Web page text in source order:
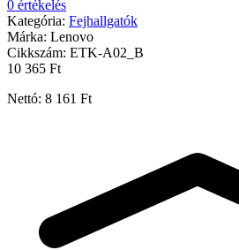
0 értékelés
Kategória: Fejhallgatók
Márka: Lenovo
Cikkszám: ETK-A02_B
10 365 Ft
Nettó: 8 161 Ft